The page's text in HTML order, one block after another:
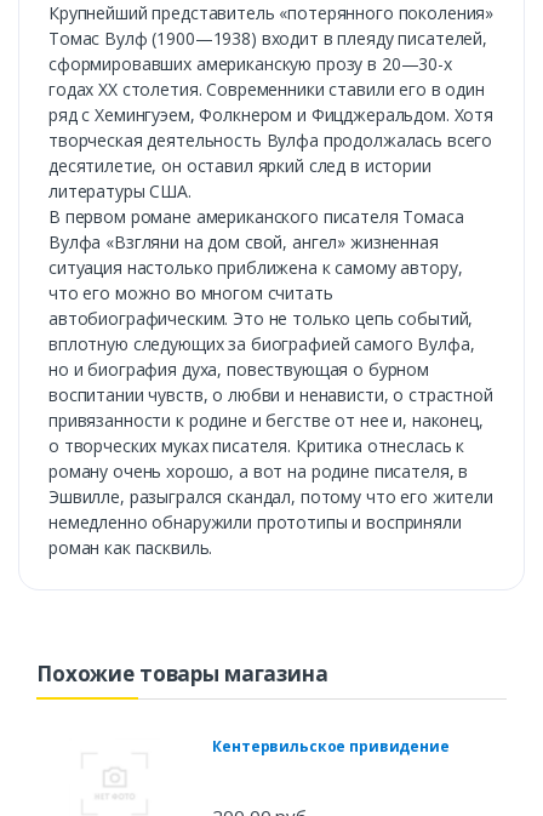
Крупнейший представитель «потерянного поколения»
Томас Вулф (1900—1938) входит в плеяду писателей,
сформировавших американскую прозу в 20—30-х
годах XX столетия. Современники ставили его в один
ряд с Хемингуэем, Фолкнером и Фицджеральдом. Хотя
творческая деятельность Вулфа продолжалась всего
десятилетие, он оставил яркий след в истории
литературы США.
В первом романе американского писателя Томаса
Вулфа «Взгляни на дом свой, ангел» жизненная
ситуация настолько приближена к самому автору,
что его можно во многом считать
автобиографическим. Это не только цепь событий,
вплотную следующих за биографией самого Вулфа,
но и биография духа, повествующая о бурном
воспитании чувств, о любви и ненависти, о страстной
привязанности к родине и бегстве от нее и, наконец,
о творческих муках писателя. Критика отнеслась к
роману очень хорошо, а вот на родине писателя, в
Эшвилле, разыгрался скандал, потому что его жители
немедленно обнаружили прототипы и восприняли
роман как пасквиль.
Похожие товары магазина
Кентервильское привидение